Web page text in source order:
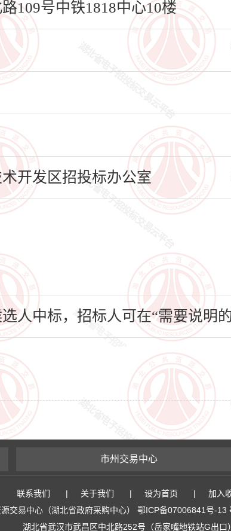
109号中铁1818中心10楼
开发区招投标办公室
人中标，招标人可在“需要说明的
市州交易中心
联系我们 | 关于我们 | 设为首页 |
加入
交易中心（湖北省政府采购中心） 鄂ICP备07006841号-
湖北省武汉市武昌区中北路252号（岳家嘴地铁站G出口）